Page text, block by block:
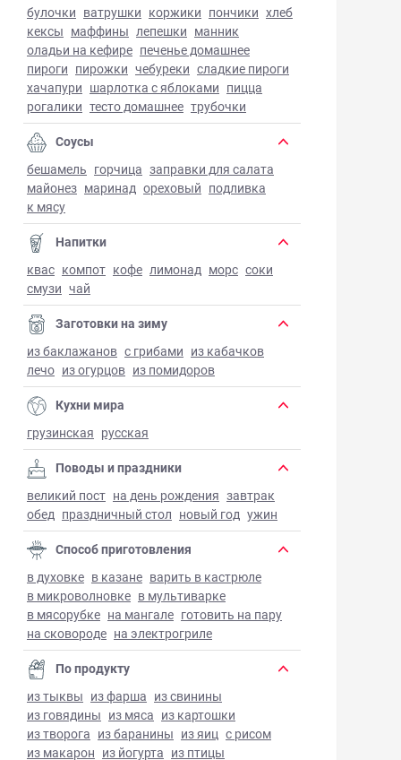
булочки ватрушки коржики пончики хлеб
кексы маффины лепешки манник
оладьи на кефире печенье домашнее
пироги пирожки чебуреки сладкие пироги
хачапури шарлотка с яблоками пицца
рогалики тесто домашнее трубочки
Соусы
бешамель горчица заправки для салата
майонез маринад ореховый подливка
к мясу
Напитки
квас компот кофе лимонад морс соки
смузи чай
Заготовки на зиму
из баклажанов с грибами из кабачков
лечо из огурцов из помидоров
Кухни мира
грузинская русская
Поводы и праздники
великий пост на день рождения завтрак
обед праздничный стол новый год ужин
Способ приготовления
в духовке в казане варить в кастрюле
в микроволновке в мультиварке
в мясорубке на мангале готовить на пару
на сковороде на электрогриле
По продукту
из тыквы из фарша из свинины
из говядины из мяса из картошки
из творога из баранины из яиц с рисом
из макарон из йогурта из птицы